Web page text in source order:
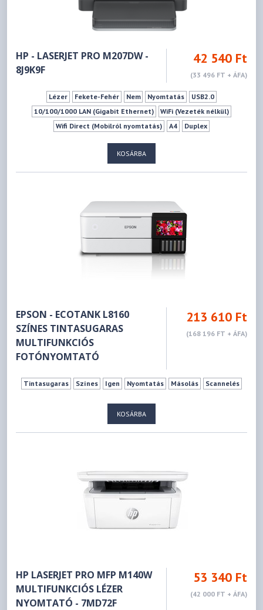
HP - LASERJET PRO M207DW -
8J9K9F
42 540 Ft
(33 496 FT + ÁFA)
Lézer Fekete-Fehér Nem Nyomtatás
USB2.0
10/100/1000 LAN (Gigabit Ethernet)
WiFi (Vezeték nélkül)
Wifi Direct (Mobilról nyomtatás)
A4 Duplex
KOSÁRBA
EPSON - ECOTANK L8160
SZÍNES TINTASUGARAS
MULTIFUNKCIÓS
FOTÓNYOMTATÓ
213 610 Ft
(168 196 FT + ÁFA)
Tintasugaras Színes Igen Nyomtatás Másolás Scannelés
KOSÁRBA
HP LASERJET PRO MFP M140W
MULTIFUNKCIÓS LÉZER
NYOMTATÓ - 7MD72F
53 340 Ft
(42 000 FT + ÁFA)